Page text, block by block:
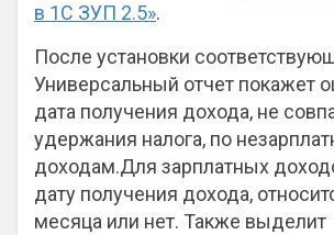
в 1С ЗУП 2.5».
После установки
Универсальный отчет покажет
дата получения дохода, не
удержания налога, по
доходам.Для зарплатных
дату получения дохода,
месяца или нет. Также выделит